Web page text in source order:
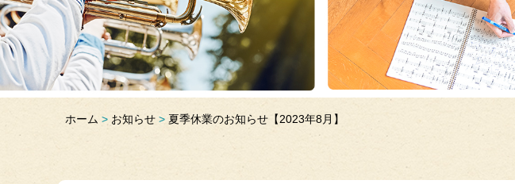
ホーム お知らせ 夏季休業のお知らせ【2023年8月】